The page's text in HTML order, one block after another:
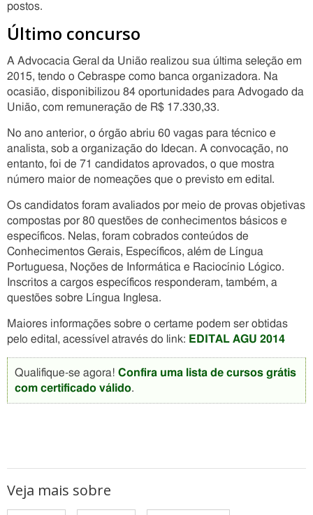
postos.
Último concurso
A Advocacia Geral da União realizou sua última seleção em
2015, tendo o Cebraspe como banca organizadora. Na
ocasião, disponibilizou 84 oportunidades para Advogado da
União, com remuneração de R$ 17.330,33.
No ano anterior, o órgão abriu 60 vagas para técnico e
analista, sob a organização do Idecan. A convocação, no
entanto, foi de 71 candidatos aprovados, o que mostra
número maior de nomeações que o previsto em edital.
Os candidatos foram avaliados por meio de provas objetivas
compostas por 80 questões de conhecimentos básicos e
específicos. Nelas, foram cobrados conteúdos de
Conhecimentos Gerais, Específicos, além de Língua
Portuguesa, Noções de Informática e Raciocínio Lógico.
Inscritos a cargos específicos responderam, também, a
questões sobre Língua Inglesa.
Maiores informações sobre o certame podem ser obtidas
pelo edital, acessível através do link: EDITAL AGU 2014
Qualifique-se agora! Confira uma lista de cursos grátis
com certificado válido.
Veja mais sobre